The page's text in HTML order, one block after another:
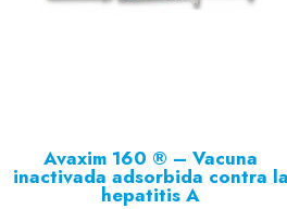
Avaxim 160 ® – Vacuna
inactivada adsorbida contra la
hepatitis A